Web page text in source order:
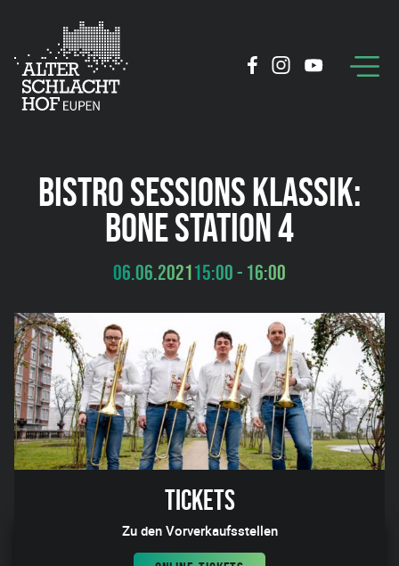
BISTRO SESSIONS KLASSIK:
BONE STATION 4
06.06.202115:00 - 16:00
Tickets
Zu den Vorverkaufsstellen